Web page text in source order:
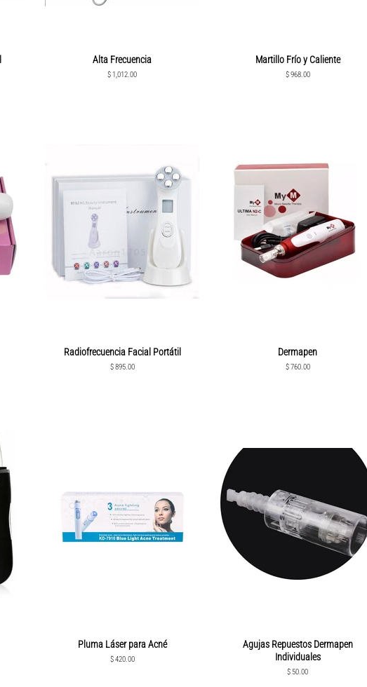
Alta Frecuencia
Precio
$ 1,012.00
Martillo Frío y Caliente
Precio
$ 968.00
Radiofrecuencia Facial Portátil
Precio
$ 895.00
Dermapen
Precio
$ 760.00
Pluma Láser para Acné
Precio
$ 420.00
Agujas Repuestos Dermapen
Individuales
Precio
$ 50.00